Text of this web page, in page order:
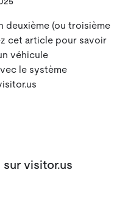
deuxième (ou troisième
cet article pour savoir
véhicule
le système
visitor.us